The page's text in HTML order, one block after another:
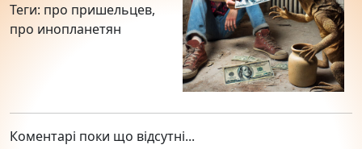
Теги: про пришельцев,
про инопланетян
Коментарі поки що відсутні...